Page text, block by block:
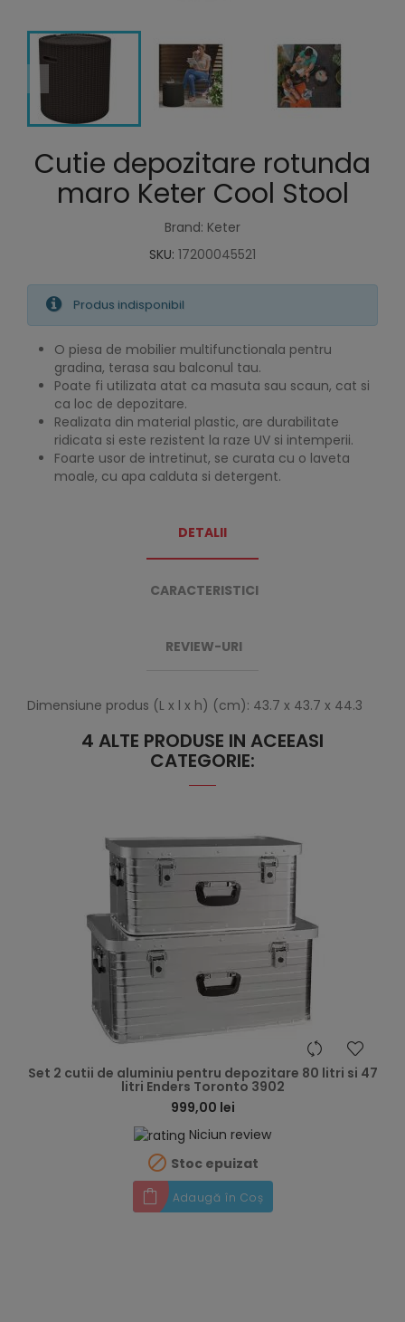
Cutie depozitare rotunda
maro Keter Cool Stool
Brand: Keter
SKU: 17200045521
Produs indisponibil
O piesa de mobilier multifunctionala pentru
gradina, terasa sau balconul tau.
Poate fi utilizata atat ca masuta sau scaun, cat si
ca loc de depozitare.
Realizata din material plastic, are durabilitate
ridicata si este rezistent la raze UV si intemperii.
Foarte usor de intretinut, se curata cu o laveta
moale, cu apa calduta si detergent.
DETALII
CARACTERISTICI
REVIEW-URI
Dimensiune produs (L x l x h) (cm): 43.7 x 43.7 x 44.3
4 ALTE PRODUSE IN ACEEASI
CATEGORIE:
Set 2 cutii de aluminiu pentru depozitare 80 litri si 47
litri Enders Toronto 3902
999,00 lei
Niciun review
 Stoc epuizat
Adaugă în Coș